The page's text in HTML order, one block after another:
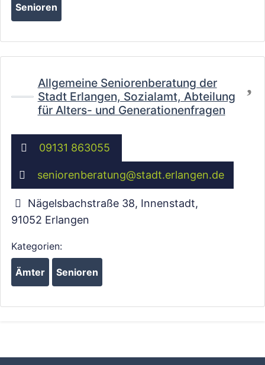
Senioren
Allgemeine Seniorenberatung der
Stadt Erlangen, Sozialamt, Abteilung
für Alters- und Generationenfragen
09131 863055
seniorenberatung@stadt.erlangen.de
Nägelsbachstraße 38, Innenstadt,
91052 Erlangen
Kategorien:
Ämter Senioren